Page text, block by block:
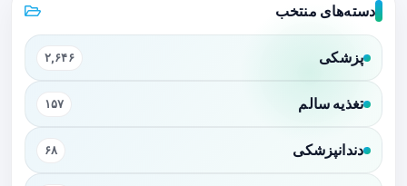
دسته‌های منتخب
پزشکی ۲,۶۴۶
تغذیه سالم ۱۵۷
دندانپزشکی ۶۸